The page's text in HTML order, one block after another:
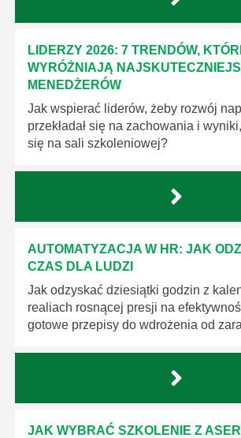
LIDERZY 2026: 7 TRENDÓW,
WYRÓŻNIAJĄ
MENEDŻERÓW
Jak wspierać liderów, żeby rozwój
przekładał się na zachowania i
się na sali szkoleniowej?
AUTOMATYZACJA W HR: JAK
CZAS DLA LUDZI
Jak odzyskać dziesiątki godzin z
realiach rosnącej presji na
gotowe przepisy do wdrożenia od
JAK WYBRAĆ SZKOLENIE Z